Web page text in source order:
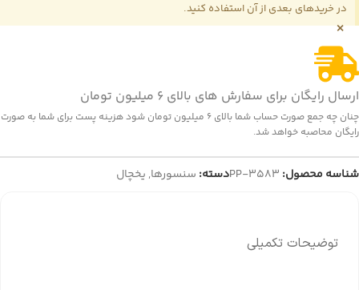
در خریدهای بعدی از آن استفاده کنید.
×
ارسال رایگان برای سفارش های بالای 6 میلیون تومان
چنان چه جمع صورت حساب شما بالای 6 میلیون تومان شود هزینه پست برای شما به صورت
رایگان محاصبه خواهد شد.
شناسه محصول: PP-3583دسته: سنسورها, یخچال
توضیحات تکمیلی